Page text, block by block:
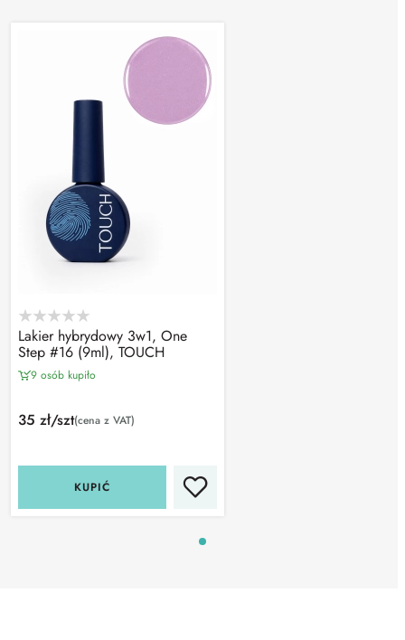
Lakier hybrydowy 3w1, One
Step #16 (9ml), TOUCH
9 osób kupiło
35 zł/szt(cena z VAT)
KUPIĆ